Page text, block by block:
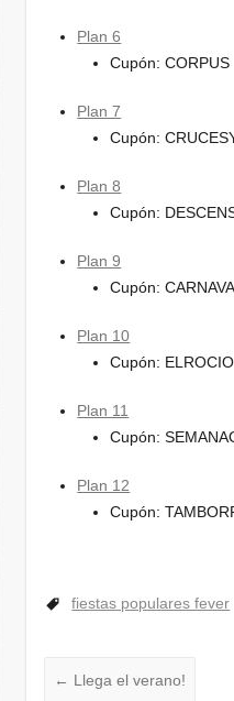
Plan 6
Cupón: CORPUS
Plan 7
Cupón:
Plan 8
Cupón:
Plan 9
Cupón:
Plan 10
Cupón: ELROCIO
Plan 11
Cupón:
Plan 12
Cupón:
fiestas populares fever
← Llega el verano!